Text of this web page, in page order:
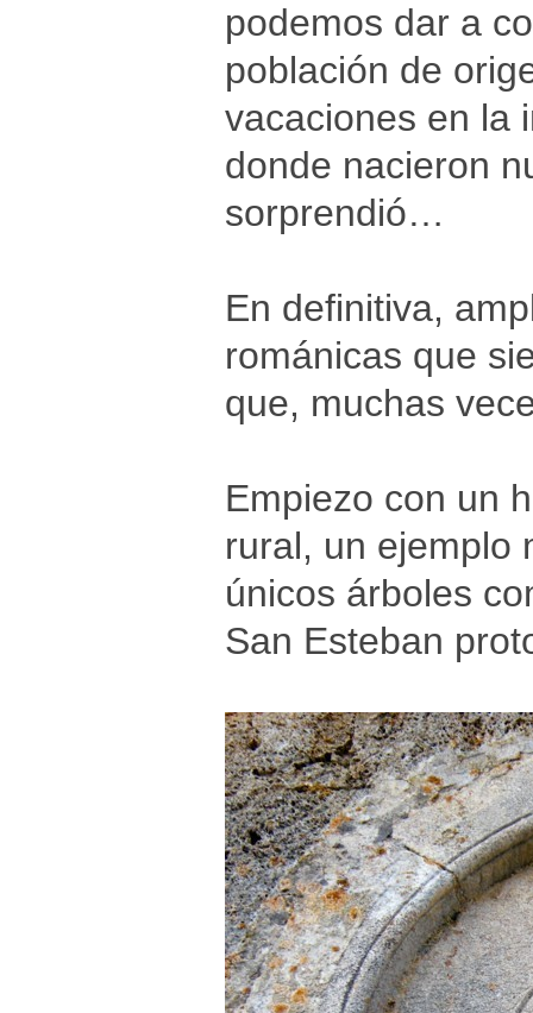
podemos dar a
población de
vacaciones en la
donde nacieron
sorprendió…
En definitiva,
románicas que
que, muchas
Empiezo con un
rural, un ejemplo
únicos árboles
San Esteban